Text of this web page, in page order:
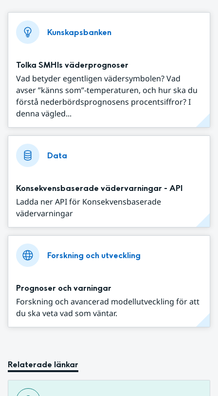
Kunskapsbanken
Tolka SMHIs väderprognoser
Vad betyder egentligen vädersymbolen? Vad
avser ”känns som”-temperaturen, och hur ska du
förstå nederbördsprognosens procentsiffror? I
denna vägled...
Data
Konsekvensbaserade vädervarningar - API
Ladda ner API för Konsekvensbaserade
vädervarningar
Forskning och utveckling
Prognoser och varningar
Forskning och avancerad modellutveckling för att
du ska veta vad som väntar.
Relaterade länkar